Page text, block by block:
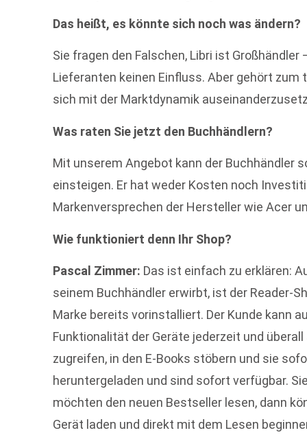
Das heißt, es könnte sich noch was ändern?
Sie fragen den Falschen, Libri ist
Lieferanten keinen Einfluss. Aber gehört
sich mit der Marktdynamik
Was raten Sie jetzt den Buchhändlern?
Mit unserem Angebot kann der Buchhändler
einsteigen. Er hat weder Kosten noch
Markenversprechen der Hersteller wie Acer
Wie funktioniert denn Ihr Shop?
Pascal Zimmer: Das ist einfach zu erklären:
seinem Buchhändler erwirbt, ist der Reader-
Marke bereits vorinstalliert. Der Kunde kann
Funktionalität der Geräte jederzeit und
zugreifen, in den E-Books stöbern und sie
heruntergeladen und sind sofort verfügbar.
möchten den neuen Bestseller lesen, dann
Gerät laden und direkt mit dem Lesen